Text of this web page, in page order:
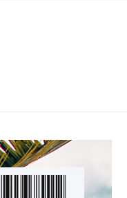
後，即可完成結帳。
「AFTEE先享後付」服務完成之
人資料，並將交易相關給付款項請